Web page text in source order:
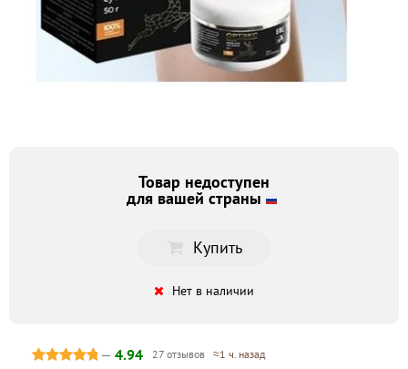
Товар недоступен
для вашей страны
Купить
Нет в наличии
— 4.94 27 отзывов ≈1 ч. назад